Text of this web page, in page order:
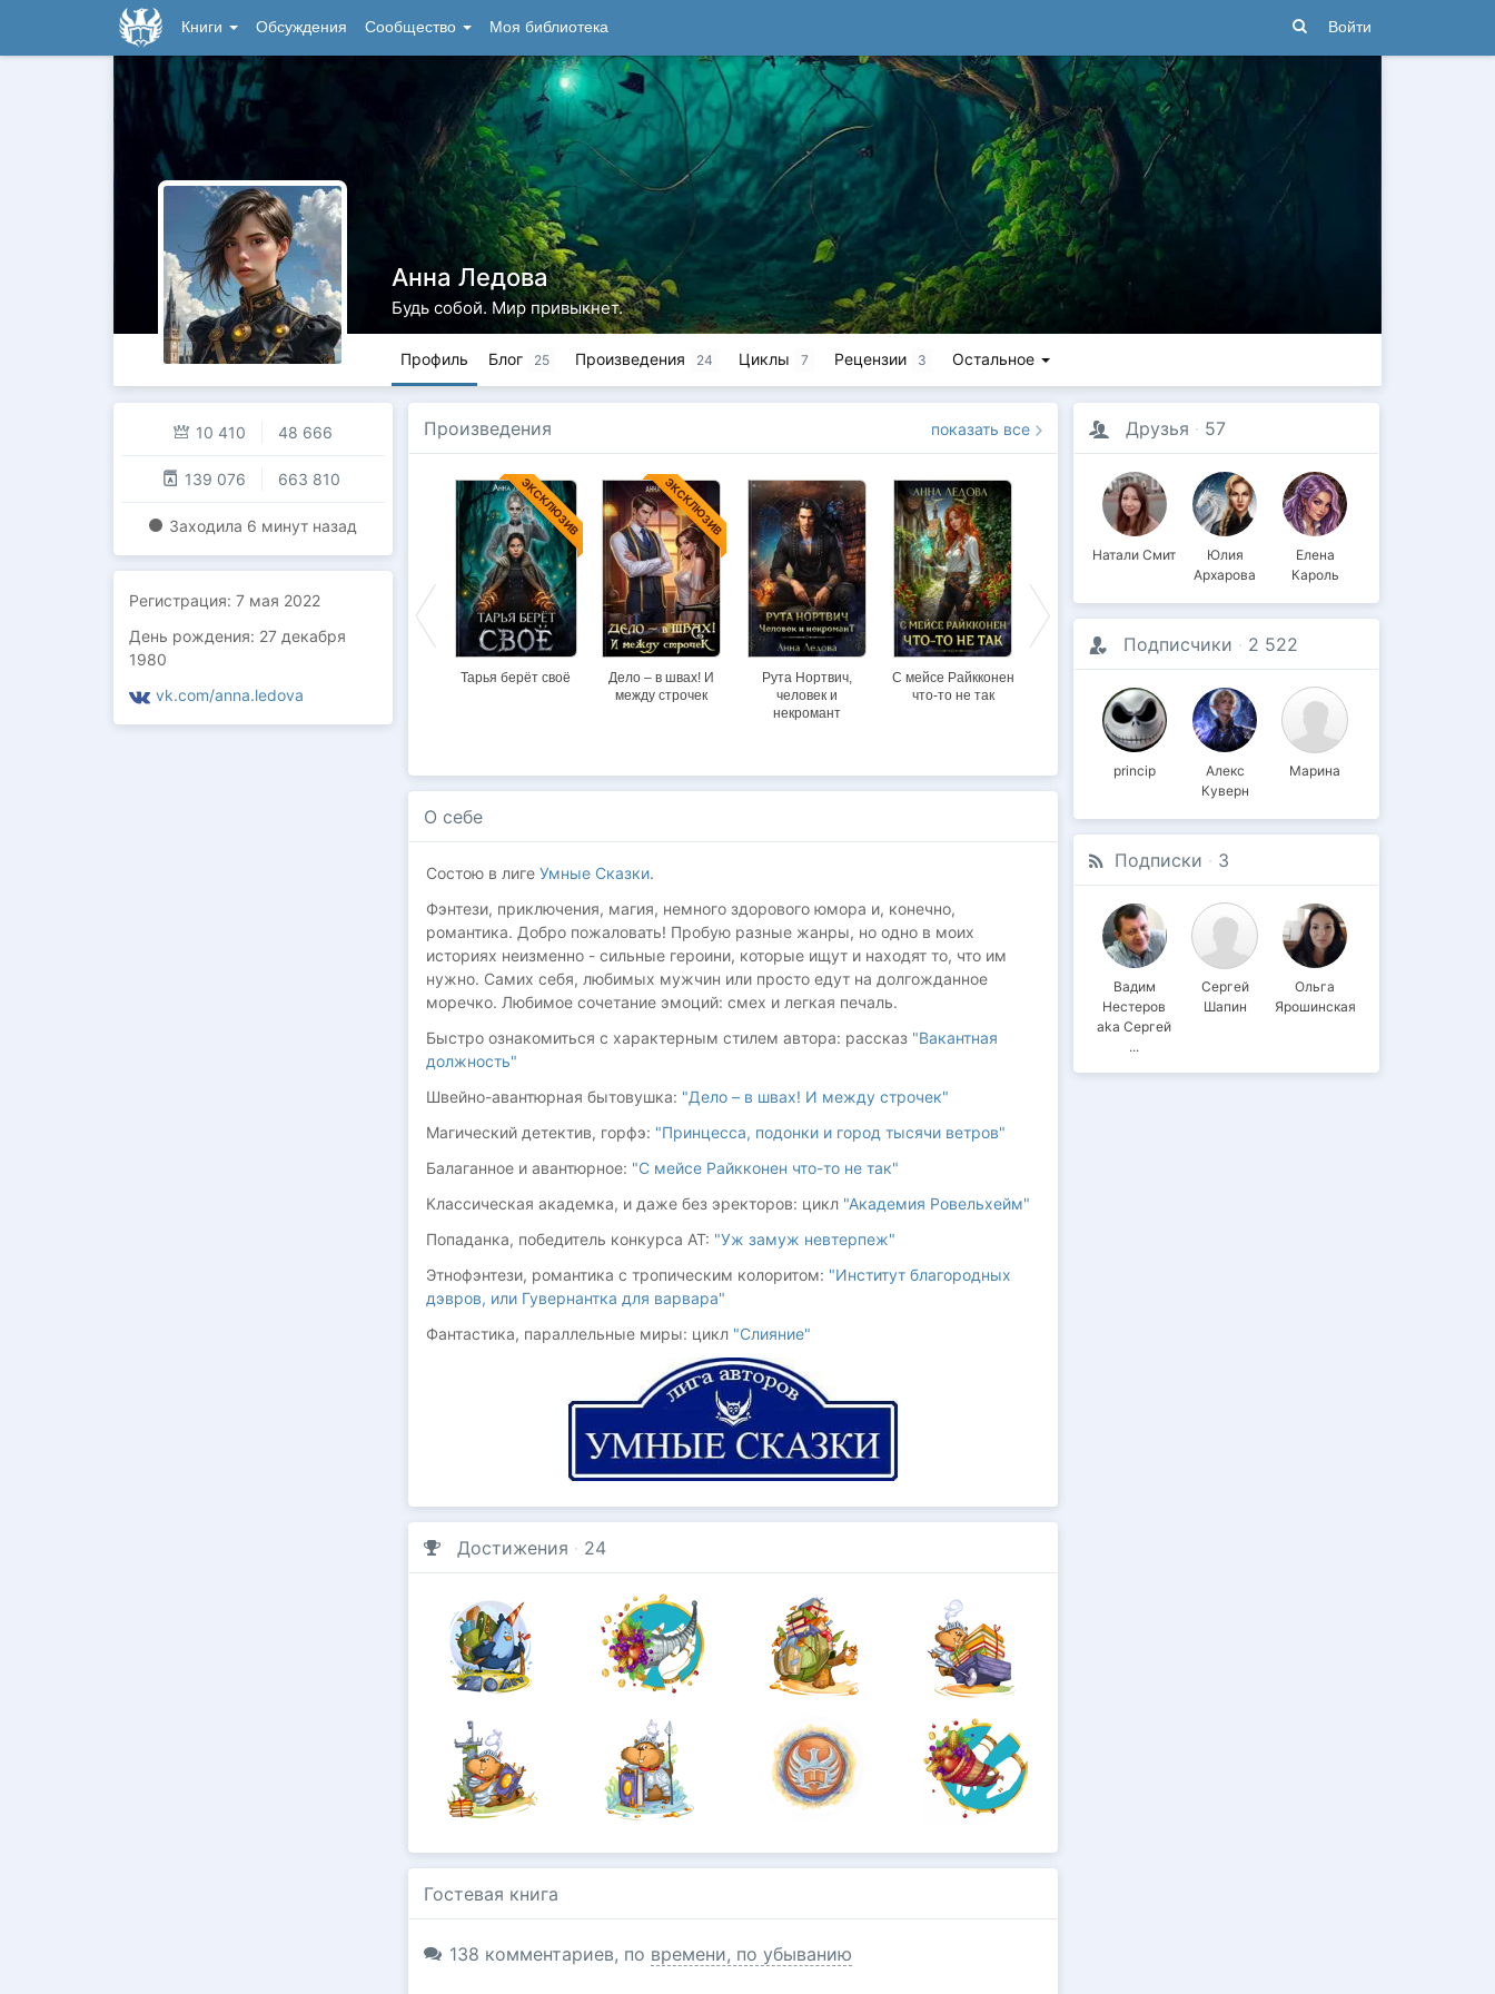
Книги Обсуждения Сообщество Моя библиотека Войти
Анна Ледова
Будь собой. Мир привыкнет.
Профиль Блог 25 Произведения 24 Циклы 7 Рецензии 3 Остальное
10 410 48 666
139 076 663 810
Заходилa 6 минут назад
Регистрация: 7 мая 2022
День рождения: 27 декабря
1980
vk.com/anna.ledova
Произведения показать все
невтерпеж
ЭКСКЛЮЗИВ
Тарья берёт своё
ЭКСКЛЮЗИВ
Дело – в швах! И
между строчек
Рута Нортвич,
человек и
некромант
С мейсе Райкконен
что-то не так
подонки и город
тысячи ветров
25%
благородных
дэвров, или
Гувернантка для
варвара
О себе
Состою в лиге Умные Сказки.
Фэнтези, приключения, магия, немного здорового юмора и, конечно,
романтика. Добро пожаловать! Пробую разные жанры, но одно в моих
историях неизменно - сильные героини, которые ищут и находят то, что им
нужно. Самих себя, любимых мужчин или просто едут на долгожданное
моречко. Любимое сочетание эмоций: смех и легкая печаль.
Быстро ознакомиться с характерным стилем автора: рассказ "Вакантная
должность"
Швейно-авантюрная бытовушка: "Дело – в швах! И между строчек"
Магический детектив, горфэ: "Принцесса, подонки и город тысячи ветров"
Балаганное и авантюрное: "С мейсе Райкконен что-то не так"
Классическая академка, и даже без эректоров: цикл "Академия Ровельхейм"
Попаданка, победитель конкурса АТ: "Уж замуж невтерпеж"
Этнофэнтези, романтика с тропическим колоритом: "Институт благородных
дэвров, или Гувернантка для варвара"
Фантастика, параллельные миры: цикл "Слияние"
Достижения · 24
Гостевая книга
138 комментариев, по времени, по убыванию
Друзья · 57
Натали Смит
Юлия
Архарова
Елена
Кароль
Подписчики · 2 522
princip
Алекс
Куверн
Марина
Подписки · 3
Вадим
Нестеров
aka Сергей
Волчок
Сергей
Шапин
Ольга
Ярошинская